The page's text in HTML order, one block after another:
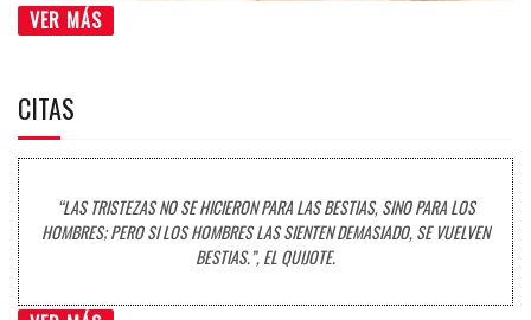
VER MÁS
CITAS
“LAS TRISTEZAS NO SE HICIERON PARA LAS BESTIAS, SINO PARA LOS
HOMBRES; PERO SI LOS HOMBRES LAS SIENTEN DEMASIADO, SE VUELVEN
BESTIAS.”, EL QUIJOTE.